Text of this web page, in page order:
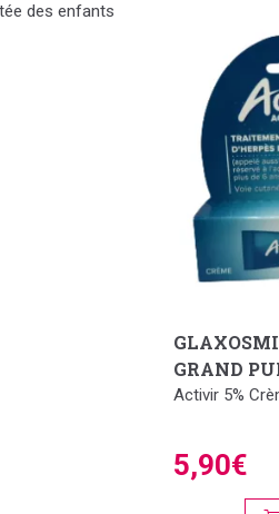
des enfants
GRAND
Activir 5%
5,90€